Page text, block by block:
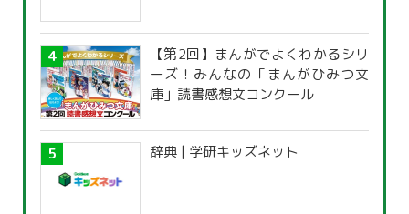
【第2回】まんがでよくわかるシリ
ーズ！みんなの「まんがひみつ文
庫」読書感想文コンクール
辞典 | 学研キッズネット